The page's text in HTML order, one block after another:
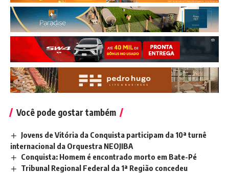
Você pode gostar também
Jovens de Vitória da Conquista participam da 10ª turnê
internacional da Orquestra NEOJIBA
Conquista: Homem é encontrado morto em Bate-Pé
Tribunal Regional Federal da 1ª Região concedeu